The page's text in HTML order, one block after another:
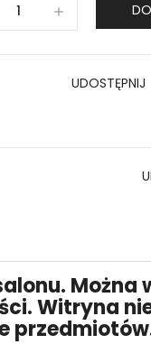
UDOSTĘPNIJ
Można
Witryna